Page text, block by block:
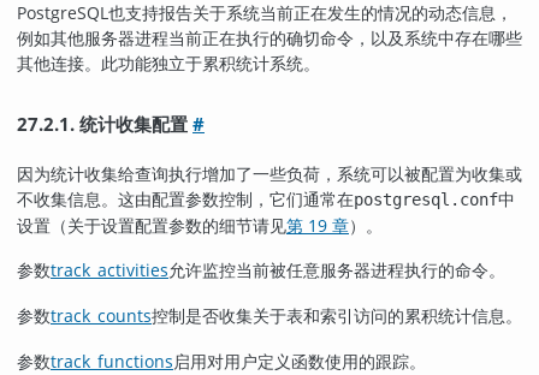
PostgreSQL也支持报告关于系统当前正在发生的情况的动态信息，
例如其他服务器进程当前正在执行的确切命令，以及系统中存在哪些
其他连接。此功能独立于累积统计系统。
27.2.1. 统计收集配置#
因为统计收集给查询执行增加了一些负荷，系统可以被配置为收集或
不收集信息。这由配置参数控制，它们通常在postgresql.conf中
设置（关于设置配置参数的细节请见第 19 章）。
参数track_activities允许监控当前被任意服务器进程执行的命令。
参数track_counts控制是否收集关于表和索引访问的累积统计信息。
参数track_functions启用对用户定义函数使用的跟踪。